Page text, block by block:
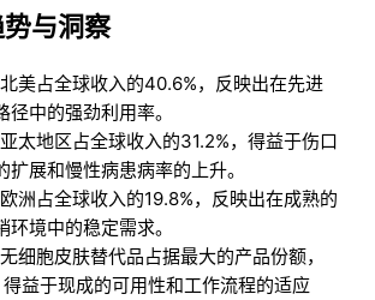
与洞察
美占全球收入的40.6%，反映出在先进
径中的强劲利用率。
太地区占全球收入的31.2%，得益于伤口
扩展和慢性病患病率的上升。
洲占全球收入的19.8%，反映出在成熟的
环境中的稳定需求。
细胞皮肤替代品占据最大的产品份额，
得益于现成的可用性和工作流程的适应